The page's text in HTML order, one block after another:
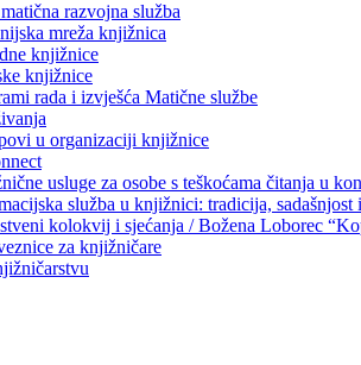
razvojna služba
mreža knjižnica
knjižnice
knjižnice
rada i izvješća Matične službe
u organizaciji knjižnice
usluge za osobe s teškoćama čitanja u
služba u knjižnici: tradicija, sadašnjost
kolokvij i sjećanja / Božena Loborec
za knjižničare